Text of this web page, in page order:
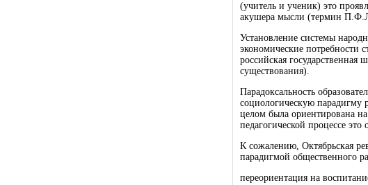
(учитель и ученик) это
акушера мысли (термин
Установление системы
экономические потребности
российская государственная
существования).
Парадоксальность
социологическую парадигму
целом была ориентирована
педагогической процессе
К сожалению, Октябрьская
парадигмой общественного
переориентация на